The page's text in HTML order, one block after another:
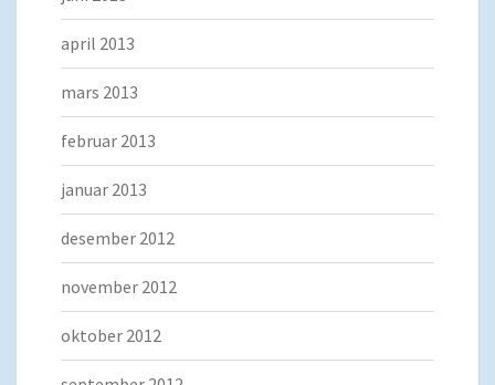
april 2013
mars 2013
februar 2013
januar 2013
desember 2012
november 2012
oktober 2012